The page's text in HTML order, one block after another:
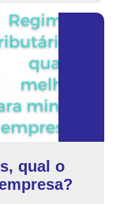
qual o